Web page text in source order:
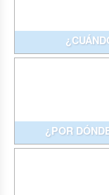
¿POR